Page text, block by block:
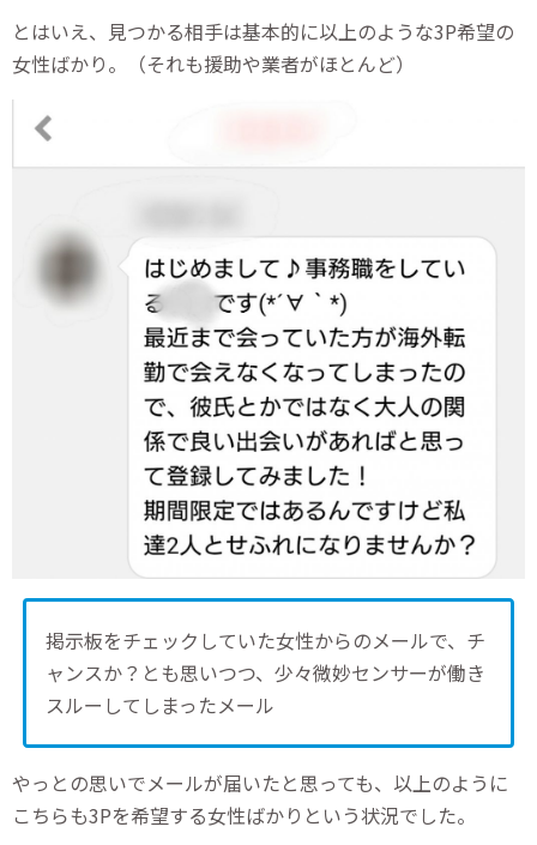
とはいえ、見つかる相手は基本的に以上のような3P希望の
女性ばかり。（それも援助や業者がほとんど）
掲示板をチェックしていた女性からのメールで、チ
ャンスか？とも思いつつ、少々微妙センサーが働き
スルーしてしまったメール
やっとの思いでメールが届いたと思っても、以上のように
こちらも3Pを希望する女性ばかりという状況でした。